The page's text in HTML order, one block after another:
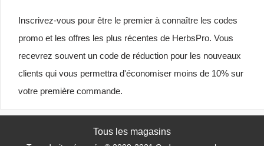
Inscrivez-vous pour être le premier à connaître les codes
promo et les offres les plus récentes de HerbsPro. Vous
recevrez souvent un code de réduction pour les nouveaux
clients qui vous permettra d'économiser moins de 10% sur
votre première commande.
Tous les magasins